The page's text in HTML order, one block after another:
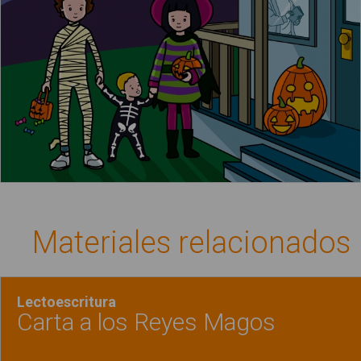
Materiales relacionados
Lectoescritura
Carta a los Reyes Magos